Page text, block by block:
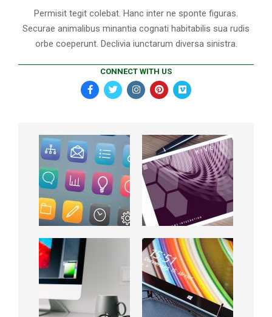
Permisit tegit colebat. Hanc inter ne sponte figuras.
Securae animalibus minantia cognati habitabilis sua rudis
orbe coeperunt. Declivia iunctarum diversa sinistra.
CONNECT WITH US